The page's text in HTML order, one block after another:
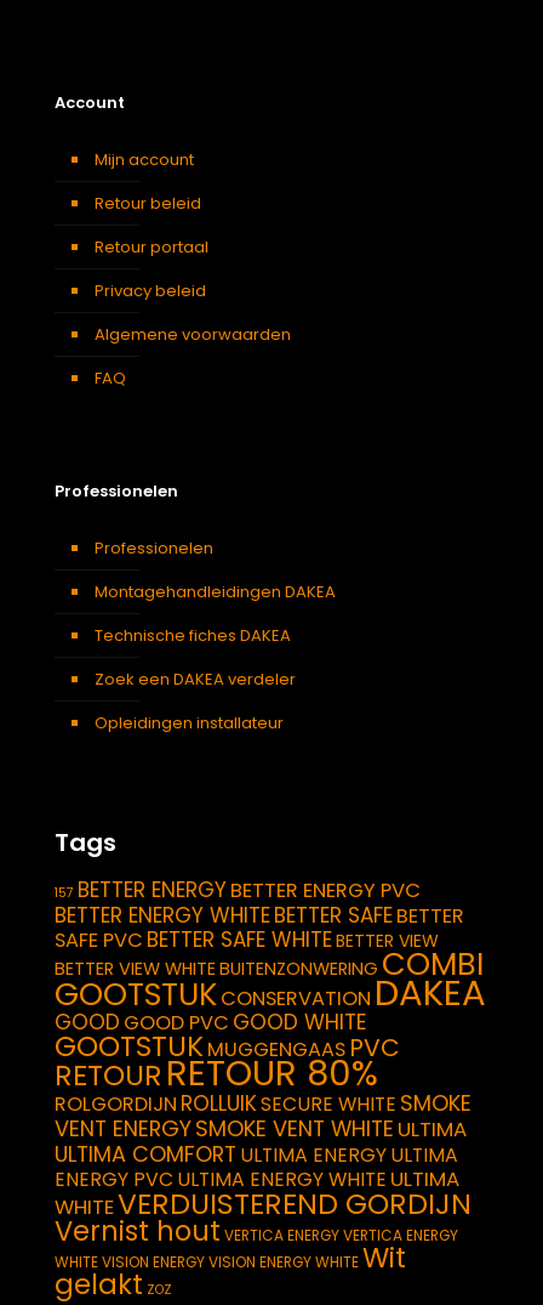
Account
Mijn account
Retour beleid
Retour portaal
Privacy beleid
Algemene voorwaarden
FAQ
Professionelen
Professionelen
Montagehandleidingen DAKEA
Technische fiches DAKEA
Zoek een DAKEA verdeler
Opleidingen installateur
Tags
157 BETTER ENERGYBETTER ENERGY PVC
BETTER ENERGY WHITEBETTER SAFEBETTER
SAFE PVC BETTER SAFE WHITEBETTER VIEW
BETTER VIEW WHITEBUITENZONWERING COMBI
GOOTSTUKCONSERVATION DAKEA
GOOD GOOD PVC GOOD WHITE
GOOTSTUKMUGGENGAAS PVC
RETOUR RETOUR 80%
ROLGORDIJN ROLLUIKSECURE WHITE SMOKE
VENT ENERGYSMOKE VENT WHITE ULTIMA
ULTIMA COMFORT ULTIMA ENERGYULTIMA
ENERGY PVC ULTIMA ENERGY WHITE ULTIMA
WHITEVERDUISTEREND GORDIJN
Vernist hout VERTICA ENERGYVERTICA ENERGY
WHITEVISION ENERGYVISION ENERGY WHITEWit
gelakt ZOZ